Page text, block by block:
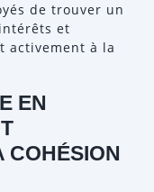
de trouver un
et
activement à la
EN